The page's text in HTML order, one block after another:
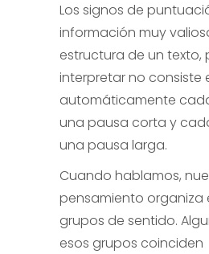
Los signos de
información muy
estructura de un texto,
interpretar no consiste
automáticamente
una pausa corta y
una pausa larga.
Cuando hablamos,
pensamiento organiza
grupos de sentido.
esos grupos coinciden